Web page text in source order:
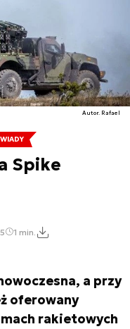
Spike
1 min.
Autor. Rafael
a przy
oferowany
rakietowych